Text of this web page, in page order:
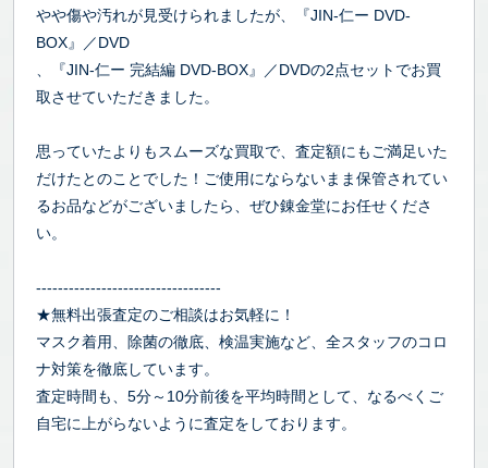
やや傷や汚れが見受けられましたが、『JIN-仁ー DVD-
BOX』／DVD
、『JIN-仁ー 完結編 DVD-BOX』／DVDの2点セットでお買
取させていただきました。
思っていたよりもスムーズな買取で、査定額にもご満足いた
だけたとのことでした！ご使用にならないまま保管されてい
るお品などがございましたら、ぜひ錬金堂にお任せくださ
い。
----------------------------------
★無料出張査定のご相談はお気軽に！
マスク着用、除菌の徹底、検温実施など、全スタッフのコロ
ナ対策を徹底しています。
査定時間も、5分～10分前後を平均時間として、なるべくご
自宅に上がらないように査定をしております。